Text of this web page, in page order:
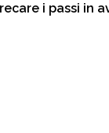
i passi in